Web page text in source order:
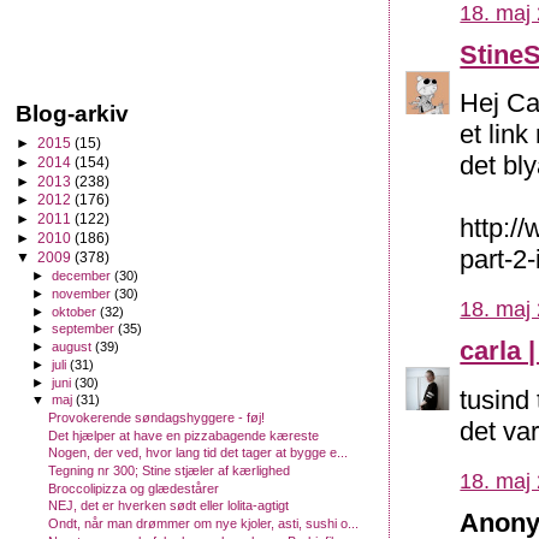
18. maj
Hej
et link
det
http://
part-
18. maj
carla
tusind
det
18. maj
Blog-arkiv
► 2015 (15)
► 2014 (154)
► 2013 (238)
► 2012 (176)
► 2011 (122)
► 2010 (186)
▼ 2009 (378)
►december(30)
►november(30)
►oktober(32)
►september(35)
►august(39)
►juli(31)
►juni(30)
▼maj(31)
Provokerende søndagshyggere - føj!
Det hjælper at have en pizzabagende kæreste
Nogen, der ved, hvor lang tid det tager at bygge e...
Tegning nr 300; Stine stjæler af kærlighed
Broccolipizza og glædestårer
NEJ, det er hverken sødt eller lolita-agtigt
Ondt, når man drømmer om nye kjoler, asti, sushi o...